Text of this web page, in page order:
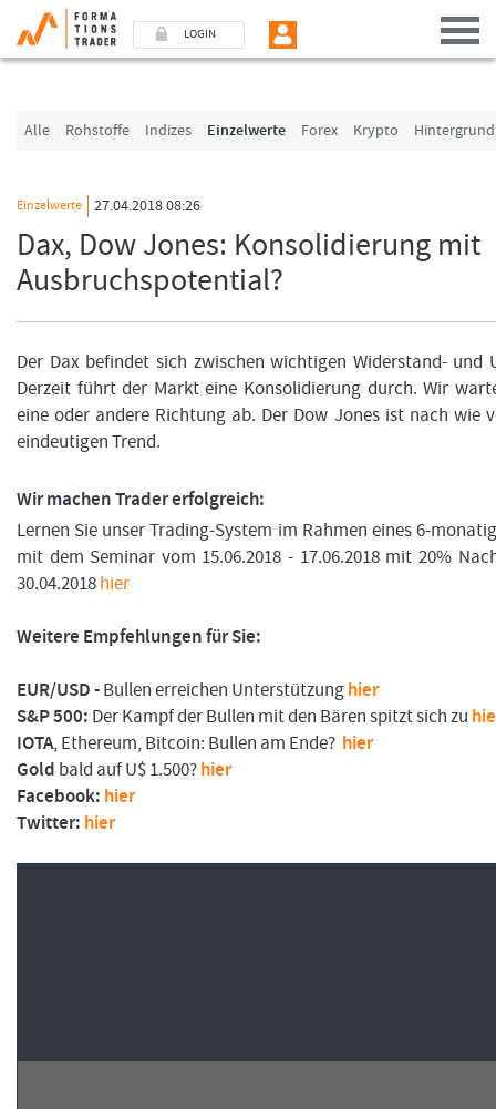
LOGIN
Alle Rohstoffe Indizes Einzelwerte Forex Krypto
Einzelwerte 27.04.2018 08:26
Dax, Dow Jones: Konsolidierung mit
Ausbruchspotential?
Der Dax befindet sich zwischen wichtigen Widerstand- und
Derzeit führt der Markt eine Konsolidierung durch. Wir
eine oder andere Richtung ab. Der Dow Jones ist nach wie
eindeutigen Trend.
Wir machen Trader erfolgreich:
Lernen Sie unser Trading-System im Rahmen eines 6-
mit dem Seminar vom 15.06.2018 - 17.06.2018 mit 20%
30.04.2018hier
Weitere Empfehlungen für Sie:
EUR/USD -Bullen erreichen Unterstützunghier
S&P 500: Der Kampf der Bullen mit den Bären spitzt sich zu
IOTA, Ethereum, Bitcoin: Bullen am Ende? hier
Gold bald auf U$ 1.500?hier
Facebook: hier
Twitter: hier
Benutzer (E-Mail-Adresse in Kleinschrift)
Angemeldet bleiben
LOGIN
Passwort vergessen
Ich bin neu, und jetzt?
Das Formationstrader Programm bietet unterschiedliche User-Pakete. Bitte
„Formationstrader werden“, und finden Sie auf unserem Online-Shop das